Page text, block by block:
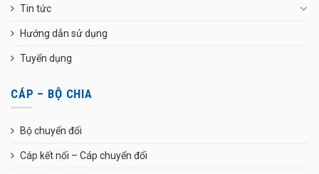
Tin tức
Hướng dẫn sử dụng
Tuyển dụng
CÁP – BỘ CHIA
Bộ chuyển đổi
Cáp kết nối – Cáp chuyển đổi